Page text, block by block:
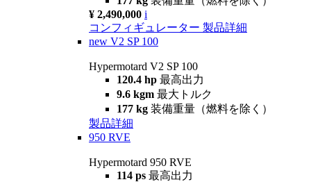
¥ 2,490,000 i
コンフィギュレーター 製品詳細
new V2 SP 100
Hypermotard V2 SP 100
120.4 hp 最高出力
9.6 kgm 最大トルク
177 kg 装備重量（燃料を除く）
製品詳細
950 RVE
Hypermotard 950 RVE
114 ps 最高出力